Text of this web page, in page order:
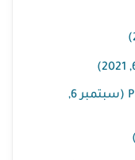
تجميعات عن Pulmonary Embolism (سبتمبر 6,